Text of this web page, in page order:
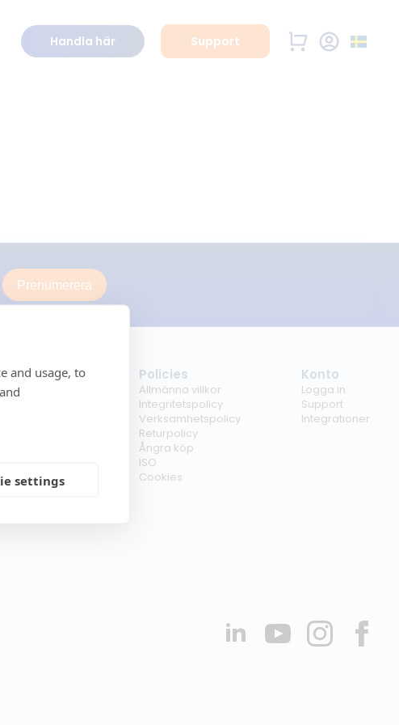
and usage, to
settings
Handla här Support
Prenumerera
Företag
Om oss
Policies
Allmänna villkor
Integritetspolicy
Verksamhetspolicy
Returpolicy
Ångra köp
ISO
Cookies
Konto
Logga in
Support
Integrationer